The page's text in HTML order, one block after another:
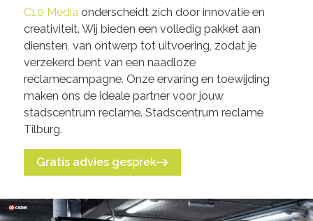
C10 Mediaonderscheidt zich door innovatie en
creativiteit. Wij bieden een volledig pakket aan
diensten, van ontwerp tot uitvoering, zodat je
verzekerd bent van een naadloze
reclamecampagne. Onze ervaring en toewijding
maken ons de ideale partner voor jouw
stadscentrum reclame. Stadscentrum reclame
Tilburg.
Gratis advies gesprek